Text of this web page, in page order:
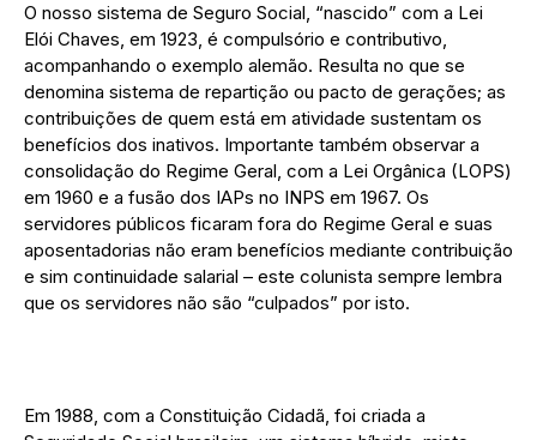
O nosso sistema de Seguro Social, “nascido” com a Lei
Elói Chaves, em 1923, é compulsório e contributivo,
acompanhando o exemplo alemão. Resulta no que se
denomina sistema de repartição ou pacto de gerações; as
contribuições de quem está em atividade sustentam os
benefícios dos inativos. Importante também observar a
consolidação do Regime Geral, com a Lei Orgânica (LOPS)
em 1960 e a fusão dos IAPs no INPS em 1967. Os
servidores públicos ficaram fora do Regime Geral e suas
aposentadorias não eram benefícios mediante contribuição
e sim continuidade salarial – este colunista sempre lembra
que os servidores não são “culpados” por isto.
Em 1988, com a Constituição Cidadã, foi criada a